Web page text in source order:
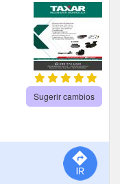
Sugerir cambios